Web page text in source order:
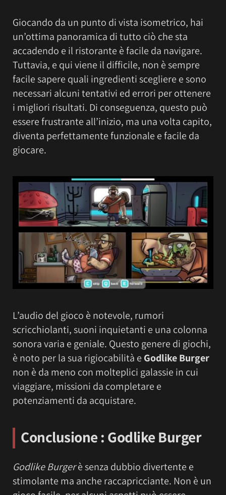
Giocando da un punto di vista isometrico, hai
un’ottima panoramica di tutto ciò che sta
accadendo e il ristorante è facile da navigare.
Tuttavia, e qui viene il difficile, non è sempre
facile sapere quali ingredienti scegliere e sono
necessari alcuni tentativi ed errori per ottenere
i migliori risultati. Di conseguenza, questo può
essere frustrante all’inizio, ma una volta capito,
diventa perfettamente funzionale e facile da
giocare.
L’audio del gioco è notevole, rumori
scricchiolanti, suoni inquietanti e una colonna
sonora varia e geniale. Questo genere di giochi,
è noto per la sua rigiocabilità e Godlike Burger
non è da meno con molteplici galassie in cui
viaggiare, missioni da completare e
potenziamenti da acquistare.
Conclusione : Godlike Burger
Godlike Burgerè senza dubbio divertente e
stimolante ma anche raccapricciante. Non è un